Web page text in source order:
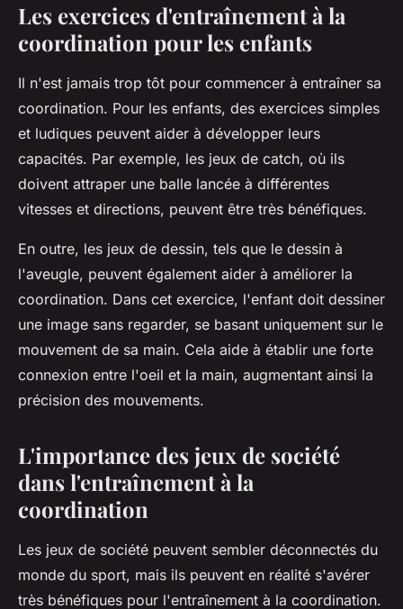
Les exercices d'entraînement à la
coordination pour les enfants
Il n'est jamais trop tôt pour commencer à entraîner sa
coordination. Pour les enfants, des exercices simples
et ludiques peuvent aider à développer leurs
capacités. Par exemple, les jeux de catch, où ils
doivent attraper une balle lancée à différentes
vitesses et directions, peuvent être très bénéfiques.
En outre, les jeux de dessin, tels que le dessin à
l'aveugle, peuvent également aider à améliorer la
coordination. Dans cet exercice, l'enfant doit dessiner
une image sans regarder, se basant uniquement sur le
mouvement de sa main. Cela aide à établir une forte
connexion entre l'oeil et la main, augmentant ainsi la
précision des mouvements.
L'importance des jeux de société
dans l'entraînement à la
coordination
Les jeux de société peuvent sembler déconnectés du
monde du sport, mais ils peuvent en réalité s'avérer
très bénéfiques pour l'entraînement à la coordination.